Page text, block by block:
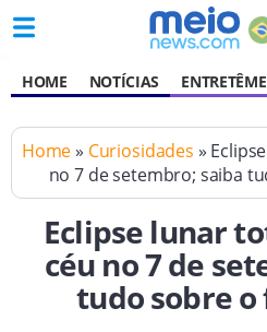
HOME NOTÍCIAS
Home» Curiosidades »
no 7 de setembro; saiba
Eclipse lunar
céu no 7 de
tudo sobre